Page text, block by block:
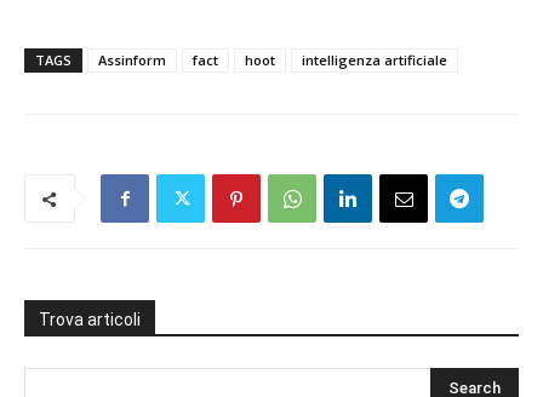
TAGS Assinform fact hoot intelligenza artificiale
Trova articoli